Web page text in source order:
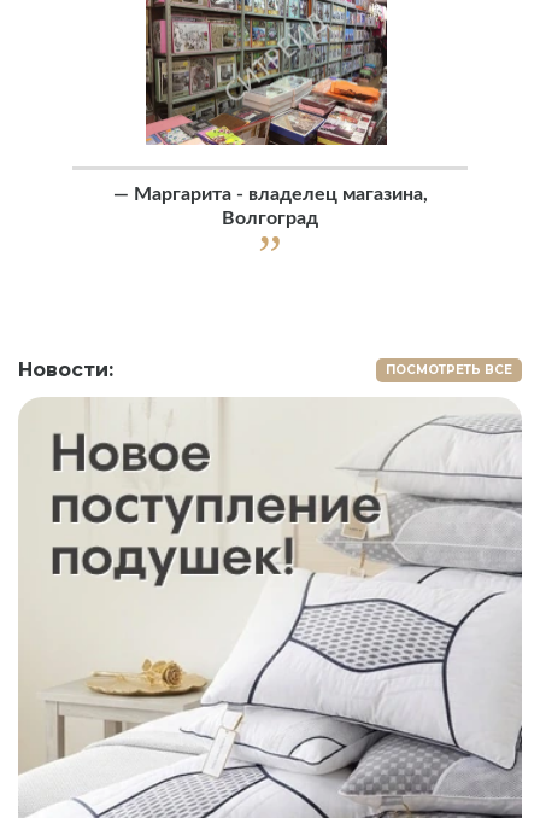
— Маргарита - владелец магазина,
Волгоград
Новости: ПОСМОТРЕТЬ ВСЕ